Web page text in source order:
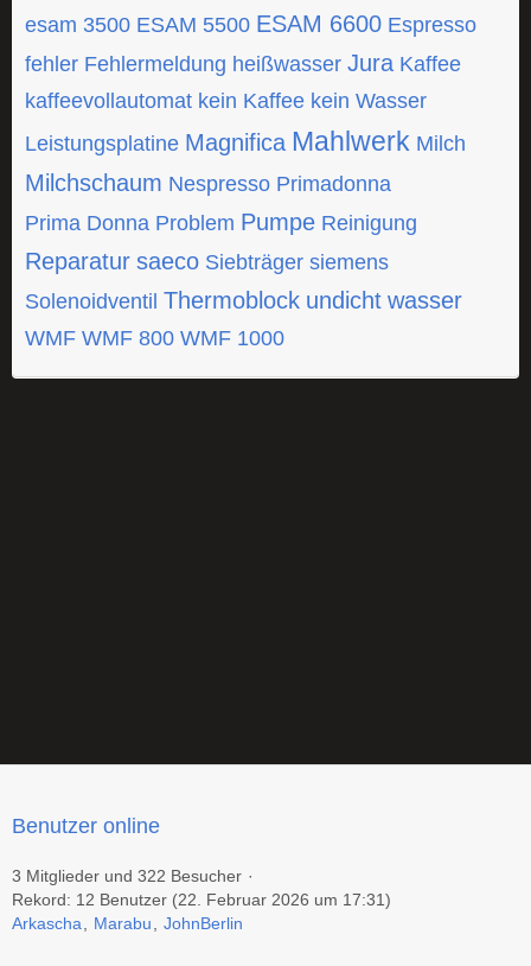
esam 3500 ESAM 5500 ESAM 6600 Espresso
fehler Fehlermeldung heißwasser Jura Kaffee
kaffeevollautomat kein Kaffee kein Wasser
Leistungsplatine Magnifica Mahlwerk Milch
Milchschaum Nespresso Primadonna
Prima Donna Problem Pumpe Reinigung
Reparatur saeco Siebträger siemens
Solenoidventil Thermoblock undicht wasser
WMF WMF 800 WMF 1000
Benutzer online
3 Mitglieder und 322 Besucher
Rekord: 12 Benutzer (22. Februar 2026 um 17:31)
Arkascha
Marabu JohnBerlin